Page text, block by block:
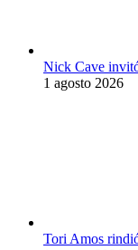
Nick Cave
1 agosto 2026
Tori Amos